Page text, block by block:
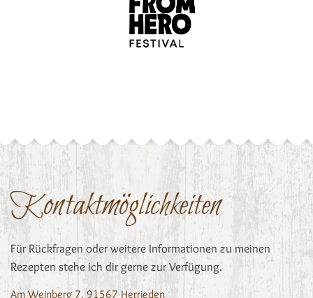
Kontaktmöglichkeiten
Für Rückfragen oder weitere Informationen zu meinen
Rezepten stehe ich dir gerne zur Verfügung.
Am Weinberg 7, 91567 Herrieden